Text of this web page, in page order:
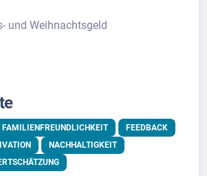
und Weihnachtsgeld
FAMILIENFREUNDLICHKEIT
FEEDBACK
NACHHALTIGKEIT